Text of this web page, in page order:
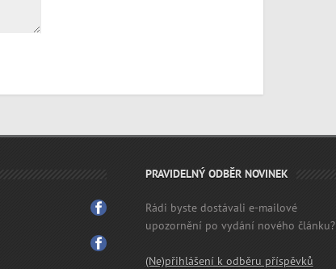
PRAVIDELNÝ ODBĚR NOVINEK
Rádi byste dostávali e-mailové
upozornění po vydání nového článku?
(Ne)přihlášení k odběru příspěvků